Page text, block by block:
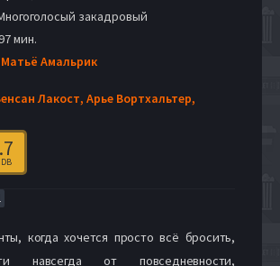
закадровый
мин.
Матьё Амальрик
Лакост, Арье Вортхальтер,
когда хочется просто всё бросить,
навсегда от повседневности,